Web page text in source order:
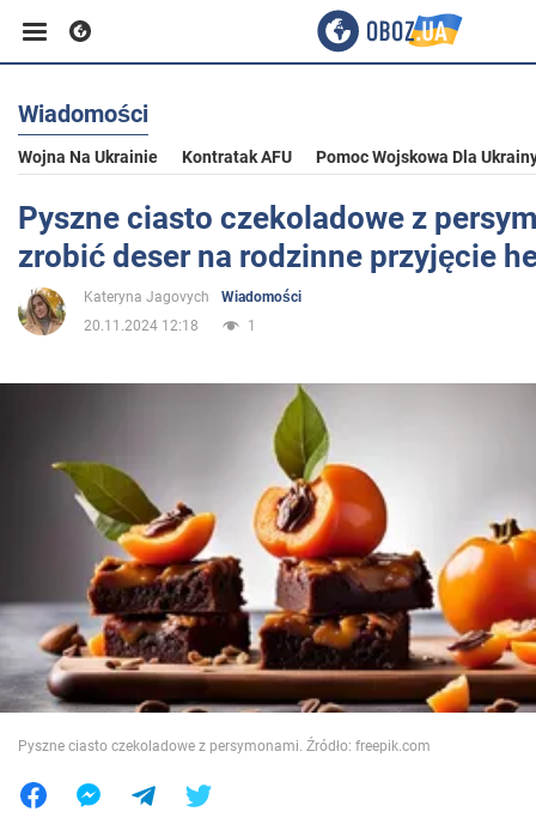
Biznes
Sport
Rozrywka
Społeczeństwo
Wojna na Ukrainie
Świat
Jedzenie
Wiadomości
Wojna Na Ukrainie Kontratak AFU Pomoc Wojskowa Dla
Pyszne ciasto czekoladowe z
zrobić deser na rodzinne przyjęcie
Kateryna Jagovych
Wiadomości
20.11.2024 12:18
1
Pyszne ciasto czekoladowe z persymonami. Źródło: freepik.com